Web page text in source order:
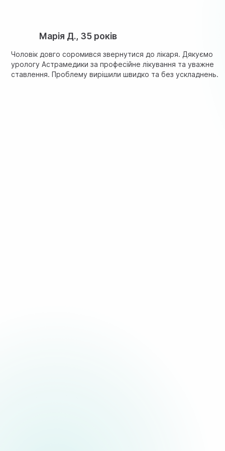
Марія Д., 35 років
Чоловік довго соромився звернутися до лікаря. Дякуємо
урологу Астрамедики за професійне лікування та уважне
ставлення. Проблему вирішили швидко та без ускладнень.